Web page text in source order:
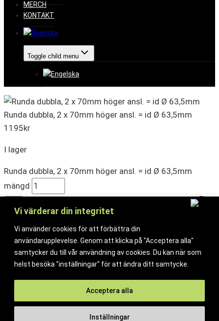
Vi värderar din integritet
Vi använder cookies för att förbättra din
användarupplevelse. Genom att klicka på "Acceptera alla"
samtycker du till vår användning av cookies. Du kan när som
helst besöka "inställningar" för att ändra ditt samtycke.
Inställningar
Acceptera alla
MERCH
KONTAKT
Toggle child menu
Runda dubbla, 2 x 70mm höger ansl. = id Ø 63,5mm
1195kr
I lager
Runda dubbla, 2 x 70mm höger ansl. = id Ø 63,5mm
mängd
Runda dubbla, 2 x 70mm höger ansl. = id Ø 63,5mm
1195kr
I lager
Runda dubbla, 2 x 70mm höger ansl. = id Ø 63,5mm
mängd